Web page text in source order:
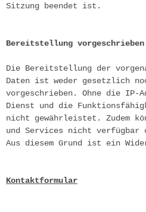
Sitzung beendet ist.
Bereitstellung
Die Bereitstellung der
Daten ist weder gesetzlich
vorgeschrieben. Ohne die IP-
Dienst und die
nicht gewährleistet. Zudem
und Services nicht verfügbar
Aus diesem Grund ist ein
Kontaktformular